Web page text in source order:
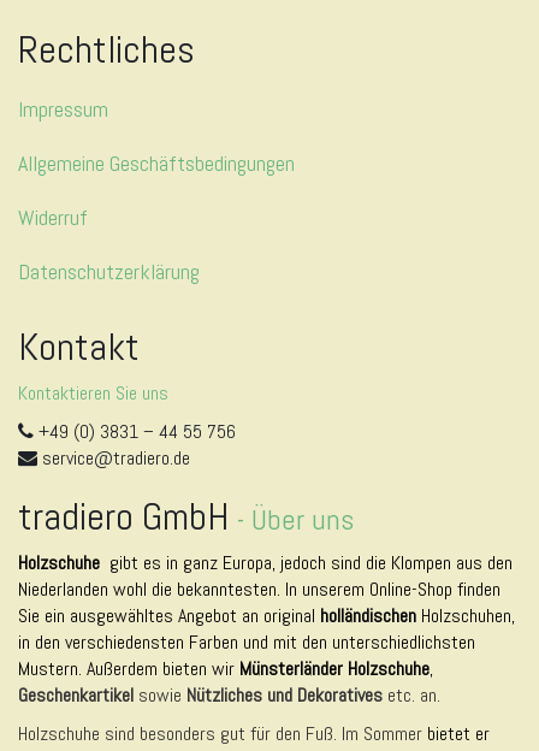
Rechtliches
Impressum
Allgemeine Geschäftsbedingungen
Widerruf
Datenschutzerklärung
Kontakt
Kontaktieren Sie uns
+49 (0) 3831 – 44 55 756
service@tradiero.de
tradiero GmbH - Über uns
Holzschuhe gibt es in ganz Europa, jedoch sind die Klompen aus den
Niederlanden wohl die bekanntesten. In unserem Online-Shop finden
Sie ein ausgewähltes Angebot an original holländischen Holzschuhen,
in den verschiedensten Farben und mit den unterschiedlichsten
Mustern. Außerdem bieten wir Münsterländer Holzschuhe,
Geschenkartikel sowie Nützliches und Dekoratives etc. an.
Holzschuhe sind besonders gut für den Fuß. Im Sommer bietet er